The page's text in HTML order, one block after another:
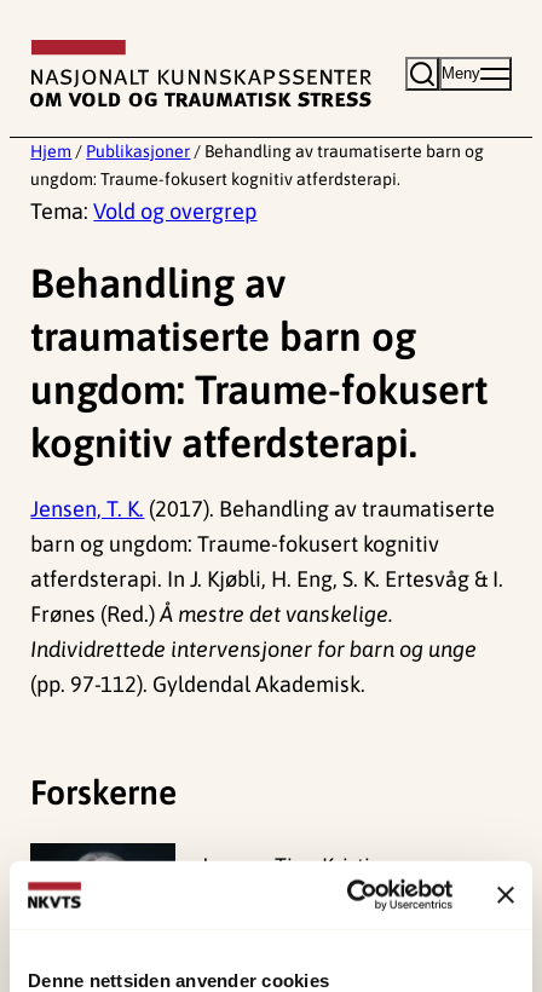
Denne nettsiden anvender cookies
innhold
Meny
Hjem / Publikasjoner / Behandling av traumatiserte barn og
ungdom: Traume-fokusert kognitiv atferdsterapi.
Tema:Vold og overgrep
Behandling av
traumatiserte barn og
ungdom: Traume-fokusert
kognitiv atferdsterapi.
Jensen, T. K. (2017). Behandling av traumatiserte
barn og ungdom: Traume-fokusert kognitiv
atferdsterapi. In J. Kjøbli, H. Eng, S. K. Ertesvåg & I.
Frønes (Red.)Å mestre det vanskelige.
Individrettede intervensjoner for barn og unge
(pp. 97-112). Gyldendal Akademisk.
Forskerne
Jensen, Tine Kristin